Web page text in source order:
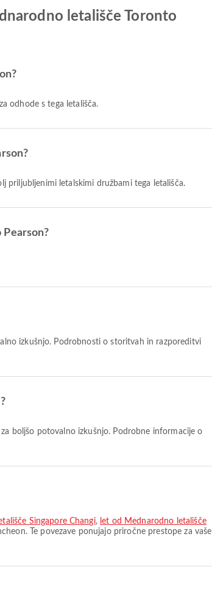
letališče Toronto
odhode s tega letališča.
priljubljenimi letalskimi družbami tega letališča.
Singapore Changi, let od Mednarodno letališče
Te povezave ponujajo priročne prestope za vaše